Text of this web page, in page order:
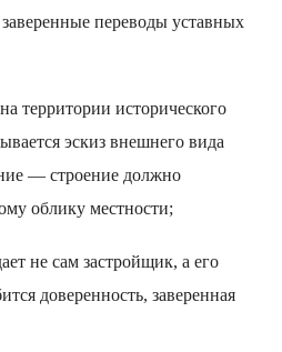
переводы уставных
территории исторического
эскиз внешнего вида
— строение должно
облику местности;
не сам застройщик, а его
доверенность, заверенная